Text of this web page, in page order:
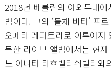
2018년 베를린의 야외무대
범이다. 그의 ‘돌체 비타’ 프
오페라 레퍼토리로 이루어져
득한 라이브 앨범에서는 현
노 아니타 라흐벨리쉬빌리와